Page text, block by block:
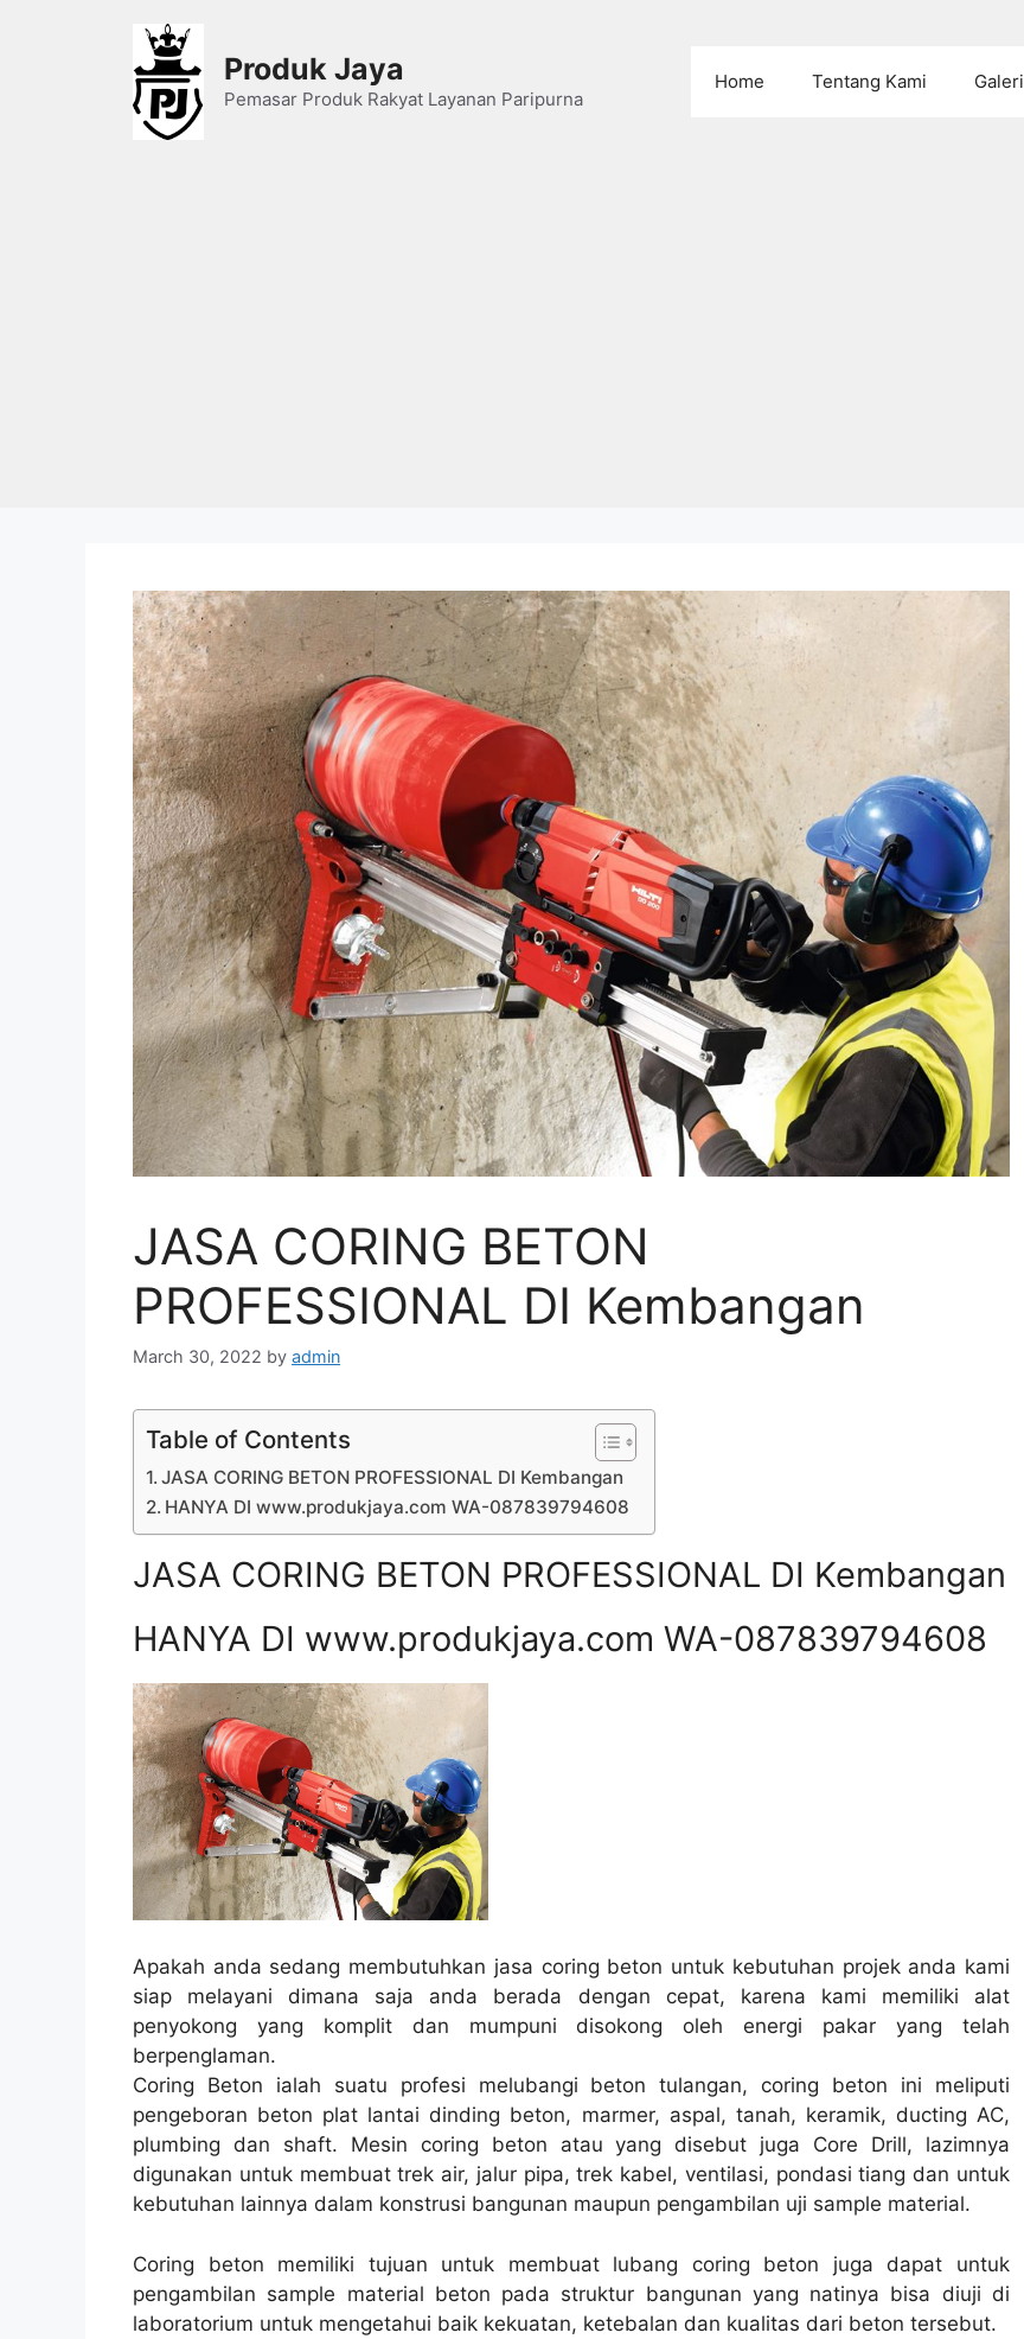
Produk Jaya
Pemasar Produk Rakyat Layanan Paripurna
Home Tentang Kami Galeri
JASA CORING BETON
PROFESSIONAL DI Kembangan
March 30, 2022 by admin
Table of Contents
JASA CORING BETON PROFESSIONAL DI Kembangan
HANYA DI www.produkjaya.com WA-087839794608
JASA CORING BETON PROFESSIONAL DI Kembangan
HANYA DI www.produkjaya.com WA-087839794608
Apakah anda sedang membutuhkan jasa coring beton untuk kebutuhan projek anda kami
siap melayani dimana saja anda berada dengan cepat, karena kami memiliki alat
penyokong yang komplit dan mumpuni disokong oleh energi pakar yang telah
berpenglaman.
Coring Beton ialah suatu profesi melubangi beton tulangan, coring beton ini meliputi
pengeboran beton plat lantai dinding beton, marmer, aspal, tanah, keramik, ducting AC,
plumbing dan shaft. Mesin coring beton atau yang disebut juga Core Drill, lazimnya
digunakan untuk membuat trek air, jalur pipa, trek kabel, ventilasi, pondasi tiang dan untuk
kebutuhan lainnya dalam konstrusi bangunan maupun pengambilan uji sample material.
Coring beton memiliki tujuan untuk membuat lubang coring beton juga dapat untuk
pengambilan sample material beton pada struktur bangunan yang natinya bisa diuji di
laboratorium untuk mengetahui baik kekuatan, ketebalan dan kualitas dari beton tersebut.